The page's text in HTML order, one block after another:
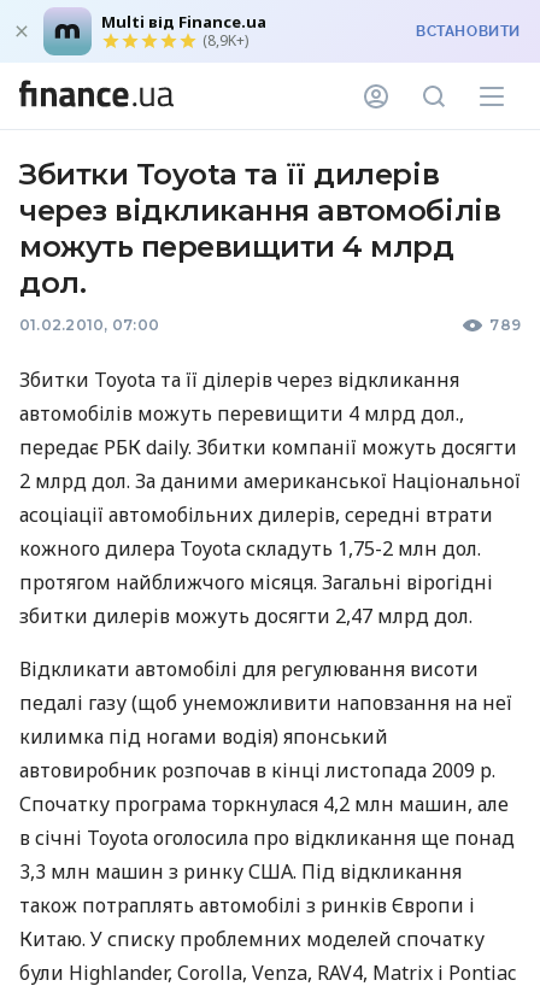
Multi від Finance.ua
(8,9K+) ВСТАНОВИТИ
Збитки Toyota та її дилерів
через відкликання автомобілів
можуть перевищити 4 млрд
дол.
01.02.2010, 07:00 789
Збитки Toyota та її ділерів через відкликання
автомобілів можуть перевищити 4 млрд дол.,
передає РБК daily. Збитки компанії можуть досягти
2 млрд дол. За даними американської Національної
асоціації автомобільних дилерів, середні втрати
кожного дилера Toyota складуть 1,75-2 млн дол.
протягом найближчого місяця. Загальні вірогідні
збитки дилерів можуть досягти 2,47 млрд дол.
Відкликати автомобілі для регулювання висоти
педалі газу (щоб унеможливити наповзання на неї
килимка під ногами водія) японський
автовиробник розпочав в кінці листопада 2009 р.
Спочатку програма торкнулася 4,2 млн машин, але
в січні Toyota оголосила про відкликання ще понад
3,3 млн машин з ринку США. Під відкликання
також потраплять автомобілі з ринків Європи і
Китаю. У списку проблемних моделей спочатку
були Highlander, Corolla, Venza, RAV4, Matrix і Pontiac